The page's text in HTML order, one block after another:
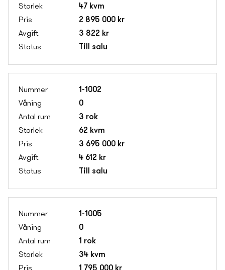
47 kvm
2 895 000 kr
3 822 kr
Till salu
1-1002
0
3 rok
62 kvm
3 695 000 kr
4 612 kr
Till salu
1-1005
0
1 rok
34 kvm